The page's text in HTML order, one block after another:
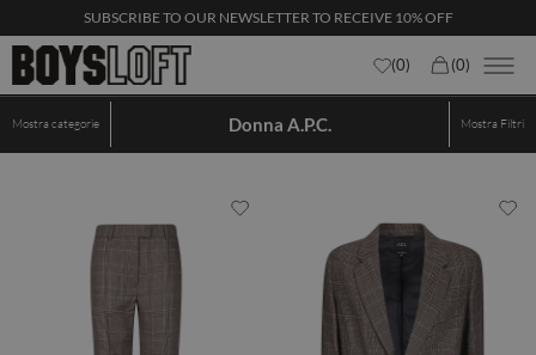
SUBSCRIBE TO OUR NEWSLETTER TO RECEIVE 10% OFF
(0) (0)
Mostra categorie Donna A.p.c. Mostra Filtri